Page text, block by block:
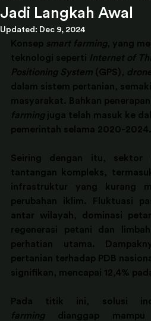
Jadi Langkah Awal
Updated: Dec 9, 2024
Konsep smart farming, yang
teknologi seperti Internet of
Positioning System (GPS),
dalam sistem pertanian,
masyarakat. Bahkan
farming juga telah masuk ke
pemerintah selama 2020-2024.
Seiring dengan itu, sektor
tantangan kompleks,
infrastruktur yang kurang
perubahan iklim. Fluktuasi
antar wilayah, dominasi
regenerasi petani dan
perhatian utama.
pertanian terhadap PDB
signifikan, mencapai 12,4%
Pada titik ini, solusi
farming dianggap mampu